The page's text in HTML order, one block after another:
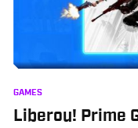
GAMES
Liberou! Prime